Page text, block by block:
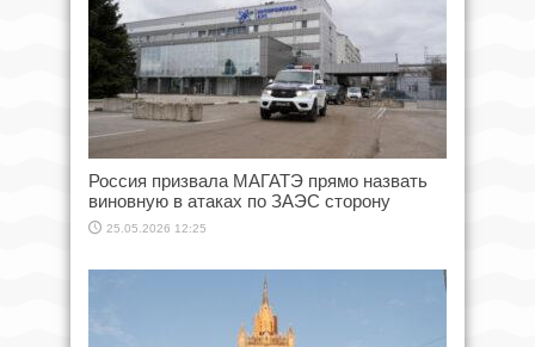
Россия призвала МАГАТЭ прямо назвать
виновную в атаках по ЗАЭС сторону
25.05.2026 12:25